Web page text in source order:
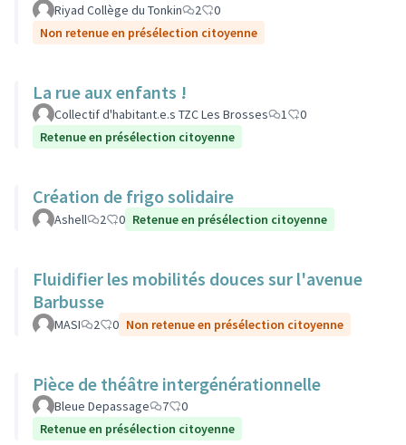
Riyad Collège du Tonkin 2
0
Non retenue en présélection citoyenne
La rue aux enfants !
Collectif d'habitant.e.s TZC Les Brosses 1
0
Retenue en présélection citoyenne
Création de frigo solidaire
Ashell 2 0 Retenue en présélection citoyenne
Fluidifier les mobilités douces sur l'avenue
Barbusse
MASI 2 0 Non retenue en présélection citoyenne
Pièce de théâtre intergénérationnelle
Bleue Depassage 7
0
Retenue en présélection citoyenne